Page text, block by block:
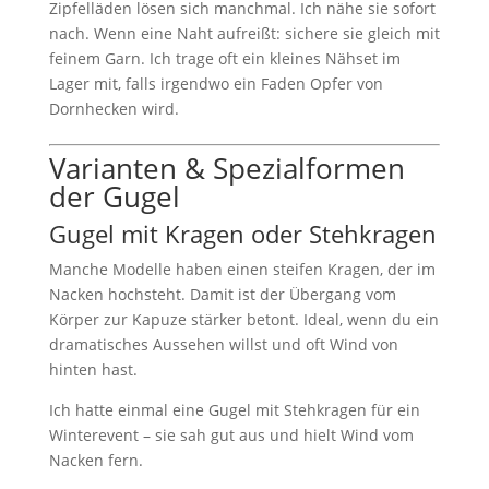
Zipfelläden lösen sich manchmal. Ich nähe sie sofort
nach. Wenn eine Naht aufreißt: sichere sie gleich mit
feinem Garn. Ich trage oft ein kleines Nähset im
Lager mit, falls irgendwo ein Faden Opfer von
Dornhecken wird.
Varianten & Spezialformen
der Gugel
Gugel mit Kragen oder Stehkragen
Manche Modelle haben einen steifen Kragen, der im
Nacken hochsteht. Damit ist der Übergang vom
Körper zur Kapuze stärker betont. Ideal, wenn du ein
dramatisches Aussehen willst und oft Wind von
hinten hast.
Ich hatte einmal eine Gugel mit Stehkragen für ein
Winterevent – sie sah gut aus und hielt Wind vom
Nacken fern.